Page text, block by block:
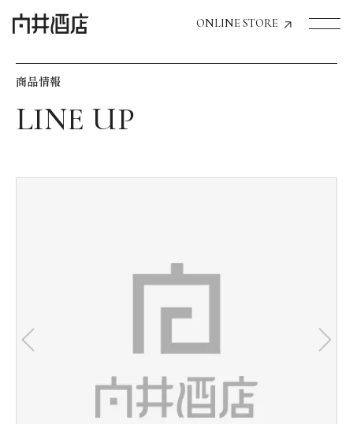
ONLINE STORE
飲食店経営のお客様
お気に入り機能の活用方法
会社情報
商品情報